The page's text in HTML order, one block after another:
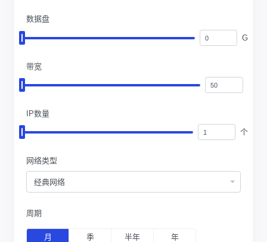
数据盘
G
带宽
IP数量
个
网络类型
经典网络
周期
月 季 半年 年